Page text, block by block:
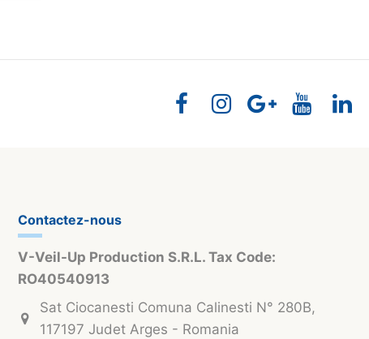
Contactez-nous
V-Veil-Up Production S.R.L. Tax Code:
RO40540913
Sat Ciocanesti Comuna Calinesti N° 280B,
117197 Judet Arges - Romania